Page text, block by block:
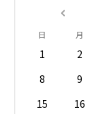
日 月
1 2
8
9
15
16